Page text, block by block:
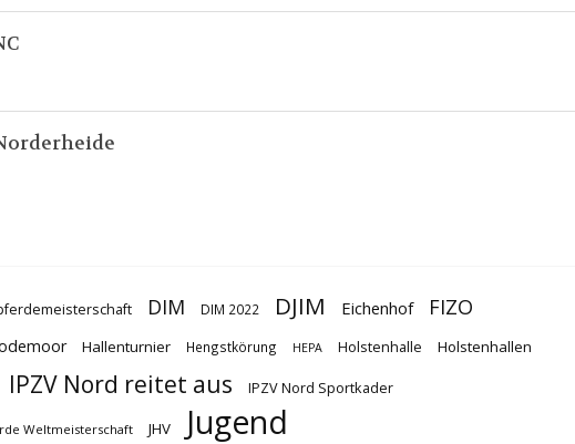
DIM DIM 2022 DJIM Eichenhof FIZO
Hallenturnier Hengstkörung HEPA Holstenhalle Holstenhallen
IPZV Nord reitet aus IPZV Nord Sportkader
Weltmeisterschaft JHV Jugend